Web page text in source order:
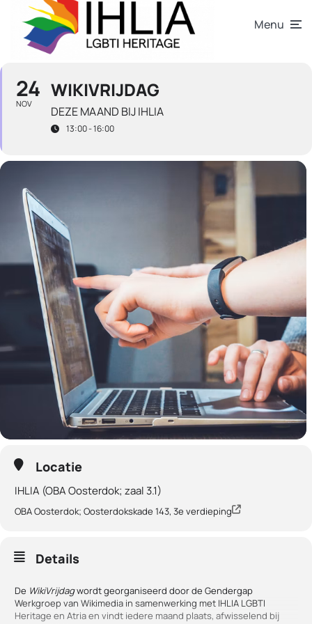
Menu
24
NOV
WIKIVRIJDAG
DEZE MAAND BIJ IHLIA
13:00 - 16:00
Locatie
IHLIA (OBA Oosterdok; zaal 3.1)
OBA Oosterdok; Oosterdokskade 143, 3e verdieping
Details
De WikiVrijdagwordt georganiseerd door de Gendergap
Werkgroep van Wikimedia in samenwerking met IHLIA LGBTI
Heritage en Atria en vindt iedere maand plaats, afwisselend bij